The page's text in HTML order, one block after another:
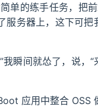
单的练手任务，把
服务器上，这下可把
瞬间就怂了，说，
应用中整合 OSS